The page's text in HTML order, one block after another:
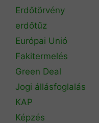
Erdőtörvény
erdőtűz
Európai Unió
Fakitermelés
Green Deal
Jogi állásfoglalás
KAP
Képzés